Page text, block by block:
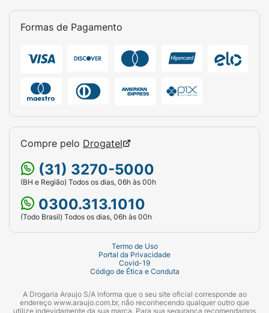
Formas de Pagamento
Compre pelo Drogatel
(31) 3270-5000
(BH e Região) Todos os dias, 06h às 00h
0300.313.1010
(Todo Brasil) Todos os dias, 06h às 00h
Termo de Uso
Portal da Privacidade
Covid-19
Código de Ética e Conduta
A Drogaria Araujo S/A informa que o seu site oficial corresponde ao
endereço www.araujo.com.br, não reconhecendo qualquer outro que
utilize indevidamente da sua marca. Para sua segurança recomendamos